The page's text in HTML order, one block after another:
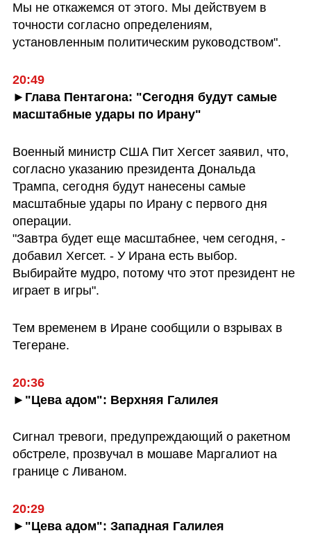
Мы не откажемся от этого. Мы действуем в
точности согласно определениям,
установленным политическим руководством".
20:49
►Глава Пентагона: "Сегодня будут самые
масштабные удары по Ирану"
Военный министр США Пит Хегсет заявил, что,
согласно указанию президента Дональда
Трампа, сегодня будут нанесены самые
масштабные удары по Ирану с первого дня
операции.
"Завтра будет еще масштабнее, чем сегодня, -
добавил Хегсет. - У Ирана есть выбор.
Выбирайте мудро, потому что этот президент не
играет в игры".
Тем временем в Иране сообщили о взрывах в
Тегеране.
20:36
►"Цева адом": Верхняя Галилея
Сигнал тревоги, предупреждающий о ракетном
обстреле, прозвучал в мошаве Маргалиот на
границе с Ливаном.
20:29
►"Цева адом": Западная Галилея